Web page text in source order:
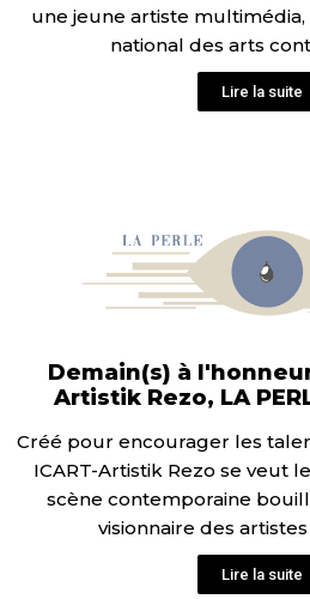
une jeune artiste multimédia,
national des arts
Lire la suite
Demain(s) à
Artistik Rezo, LA
Créé pour encourager les
ICART-Artistik Rezo se veut
scène contemporaine
visionnaire des
Lire la suite